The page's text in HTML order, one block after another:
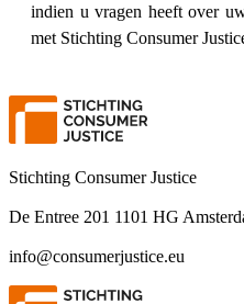
indien u vragen heeft over
met Stichting Consumer
Stichting Consumer Justice
De Entree 201 1101 HG
info@consumerjustice.eu